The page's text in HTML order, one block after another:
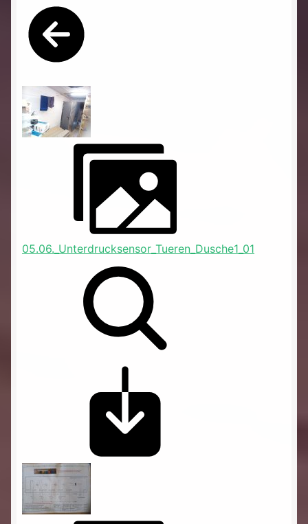
05.06._Unterdrucksensor_Tueren_Dusche1_01